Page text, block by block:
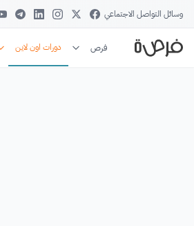
وسائل التواصل الاجتماعي
فرص دورات اون لاين